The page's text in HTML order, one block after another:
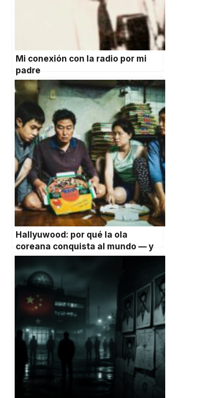
Mi conexión con la radio por mi
padre
Hallyuwood: por qué la ola
coreana conquista al mundo — y
por qué ya no hay vuelta atrás